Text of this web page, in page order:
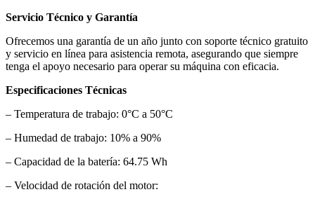
Servicio Técnico y Garantía
Ofrecemos una garantía de un año junto con soporte técnico gratuito
y servicio en línea para asistencia remota, asegurando que siempre
tenga el apoyo necesario para operar su máquina con eficacia.
Especificaciones Técnicas
– Temperatura de trabajo: 0°C a 50°C
– Humedad de trabajo: 10% a 90%
– Capacidad de la batería: 64.75 Wh
– Velocidad de rotación del motor: